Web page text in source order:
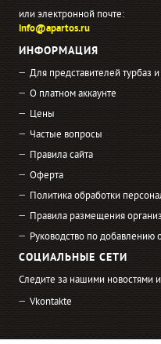
или электронной почте:
info@apartos.ru
ИНФОРМАЦИЯ
Для представителей турбаз
О платном аккаунте
Цены
Частые вопросы
Правила сайта
Оферта
Политика обработки
Правила размещения
Руководство по добавлению
СОЦИАЛЬНЫЕ СЕТИ
Следите за нашими новостями
Vkontakte